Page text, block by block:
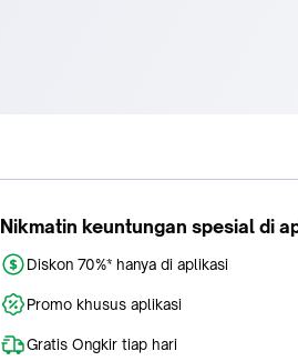
Nikmatin keuntungan spesial di
Diskon 70%* hanya di aplikasi
Promo khusus aplikasi
Gratis Ongkir tiap hari